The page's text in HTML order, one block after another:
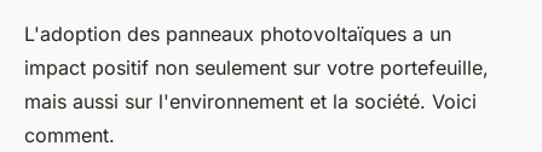
L'adoption des panneaux photovoltaïques a un
impact positif non seulement sur votre portefeuille,
mais aussi sur l'environnement et la société. Voici
comment.